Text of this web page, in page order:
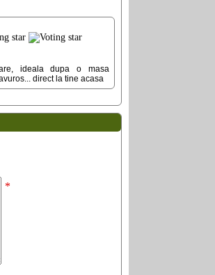
ideala dupa o masa
direct la tine acasa
*